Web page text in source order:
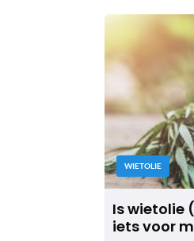
WIETOLIE
Is wietolie
iets voor